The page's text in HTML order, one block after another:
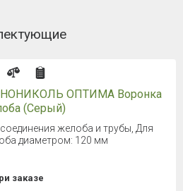
ОПТИМА Воронка
(Серый)
желоба и трубы, Для
диаметром: 120 мм
заказе